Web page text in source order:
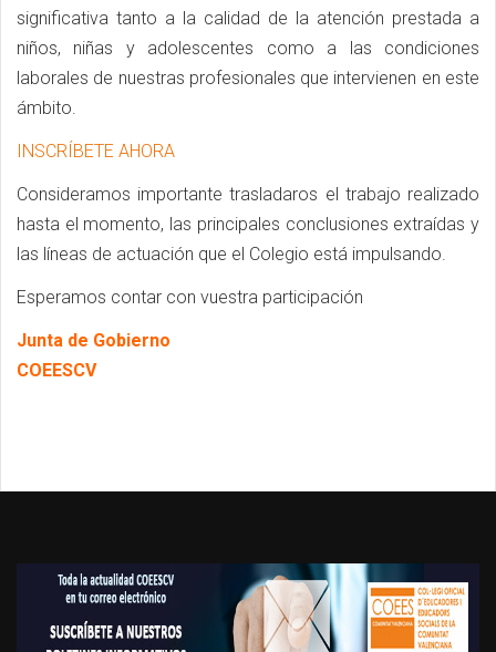
significativa tanto a la calidad de la atención prestada a
niños, niñas y adolescentes como a las condiciones
laborales de nuestras profesionales que intervienen en este
ámbito.
INSCRÍBETE AHORA
Consideramos importante trasladaros el trabajo realizado
hasta el momento, las principales conclusiones extraídas y
las líneas de actuación que el Colegio está impulsando.
Esperamos contar con vuestra participación
Junta de Gobierno
COEESCV